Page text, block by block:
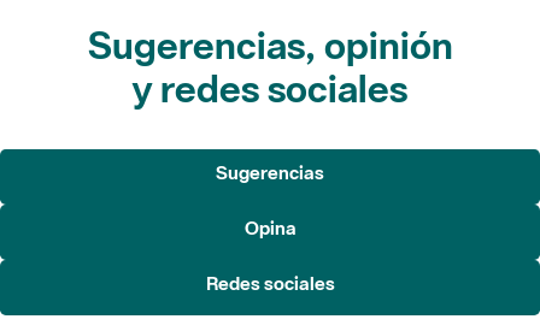
Sugerencias, opinión
y redes sociales
Sugerencias
Opina
Redes sociales